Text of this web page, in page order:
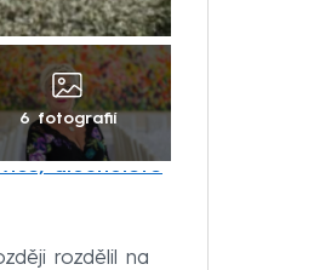
6 fotografií
dlouholeté
rozdělil na